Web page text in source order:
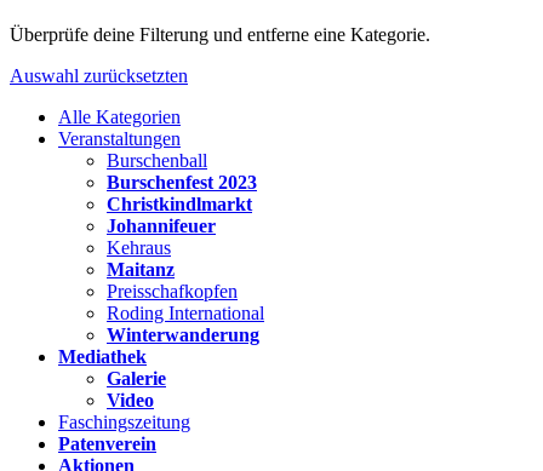
Überprüfe deine Filterung und entferne eine Kategorie.
Auswahl zurücksetzten
Alle Kategorien
Veranstaltungen
Burschenball
Burschenfest 2023
Christkindlmarkt
Johannifeuer
Kehraus
Maitanz
Preisschafkopfen
Roding International
Winterwanderung
Mediathek
Galerie
Video
Faschingszeitung
Patenverein
Aktionen